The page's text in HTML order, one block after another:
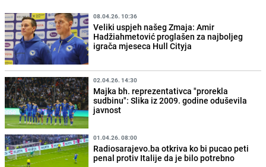
08.04.26. 10:36
Veliki uspjeh našeg Zmaja: Amir
Hadžiahmetović proglašen za najboljeg
igrača mjeseca Hull Cityja
02.04.26. 14:30
Majka bh. reprezentativca "prorekla
sudbinu": Slika iz 2009. godine oduševila
javnost
01.04.26. 08:00
Radiosarajevo.ba otkriva ko bi pucao peti
penal protiv Italije da je bilo potrebno